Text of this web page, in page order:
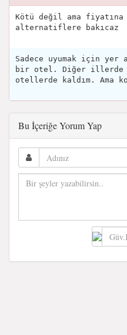
Kötü değil ama fiyatına
alternatiflere bakıcaz
Sadece uyumak için yer
bir otel. Diğer illerde
otellerde kaldım. Ama
Bu İçeriğe Yorum Yap